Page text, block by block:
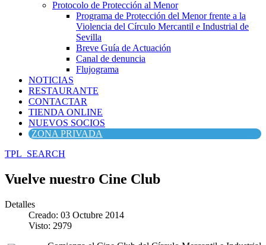
Protocolo de Protección al Menor
Programa de Protección del Menor frente a la
Violencia del Círculo Mercantil e Industrial de
Sevilla
Breve Guía de Actuación
Canal de denuncia
Flujograma
NOTICIAS
RESTAURANTE
CONTACTAR
TIENDA ONLINE
NUEVOS SOCIOS
ZONA PRIVADA
TPL_SEARCH
Vuelve nuestro Cine Club
Detalles
Creado: 03 Octubre 2014
Visto: 2979